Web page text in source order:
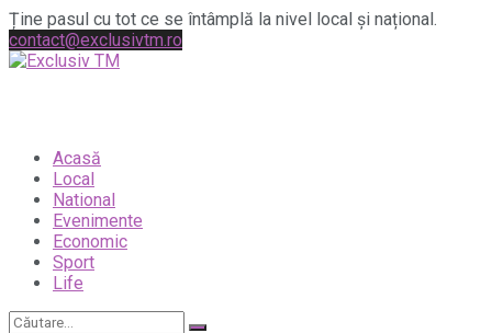
Ține pasul cu tot ce se întâmplă la nivel local și național.
contact@exclusivtm.ro
Acasă
Local
National
Evenimente
Economic
Sport
Life